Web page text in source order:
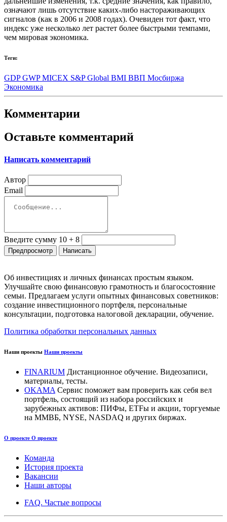
означают лишь отсутствие каких-либо настораживающих
сигналов (как в 2006 и 2008 годах). Очевиден тот факт, что
индекс уже несколько лет растет более быстрыми темпами,
чем мировая экономика.
Теги:
GDPGWPMICEX S&P Global BMI ВВП Мосбиржа
Экономика
Комментарии
Оставьте комментарий
Написать комментарий
Автор
Email
Введите сумму 10 + 8
Об инвестициях и личных финансах простым языком.
Улучшайте свою финансовую грамотность и благосостояние
семьи. Предлагаем услуги опытных финансовых советников:
создание инвестиционного портфеля, персональные
консультации, подготовка налоговой декларации, обучение.
Политика обработки персональных данных
Наши проекты Наши проекты
FINARIUM Дистанционное обучение. Видеозаписи,
материалы, тесты.
OKAMA Сервис поможет вам проверить как себя вел
портфель, состоящий из набора российских и
зарубежных активов: ПИФы, ETFы и акции, торгуемые
на ММВБ, NYSE, NASDAQ и других биржах.
О проекте О проекте
Команда
История проекта
Вакансии
Наши авторы
FAQ. Частые вопросы